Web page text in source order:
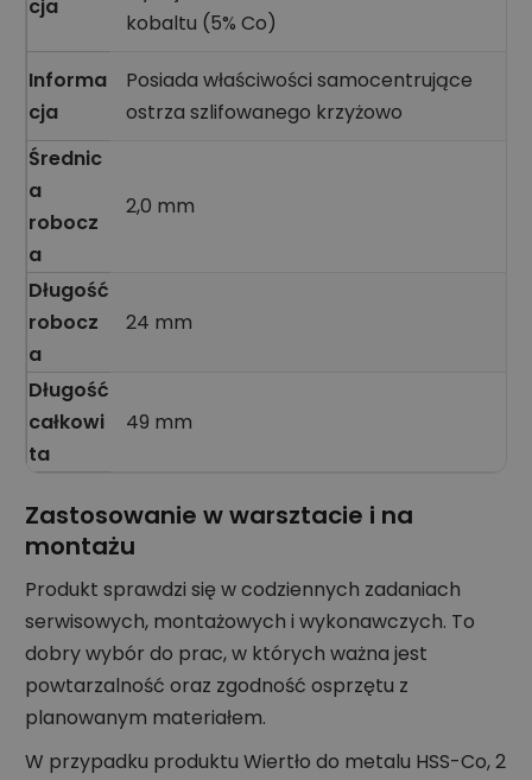
cja
kobaltu (5% Co)
Informa
cja
Posiada właściwości samocentrujące
ostrza szlifowanego krzyżowo
Średnic
a
robocz
a
2,0 mm
Długość
robocz
a
24 mm
Długość
całkowi
ta
49 mm
Zastosowanie w warsztacie i na
montażu
Produkt sprawdzi się w codziennych zadaniach
serwisowych, montażowych i wykonawczych. To
dobry wybór do prac, w których ważna jest
powtarzalność oraz zgodność osprzętu z
planowanym materiałem.
W przypadku produktu Wiertło do metalu HSS-Co, 2